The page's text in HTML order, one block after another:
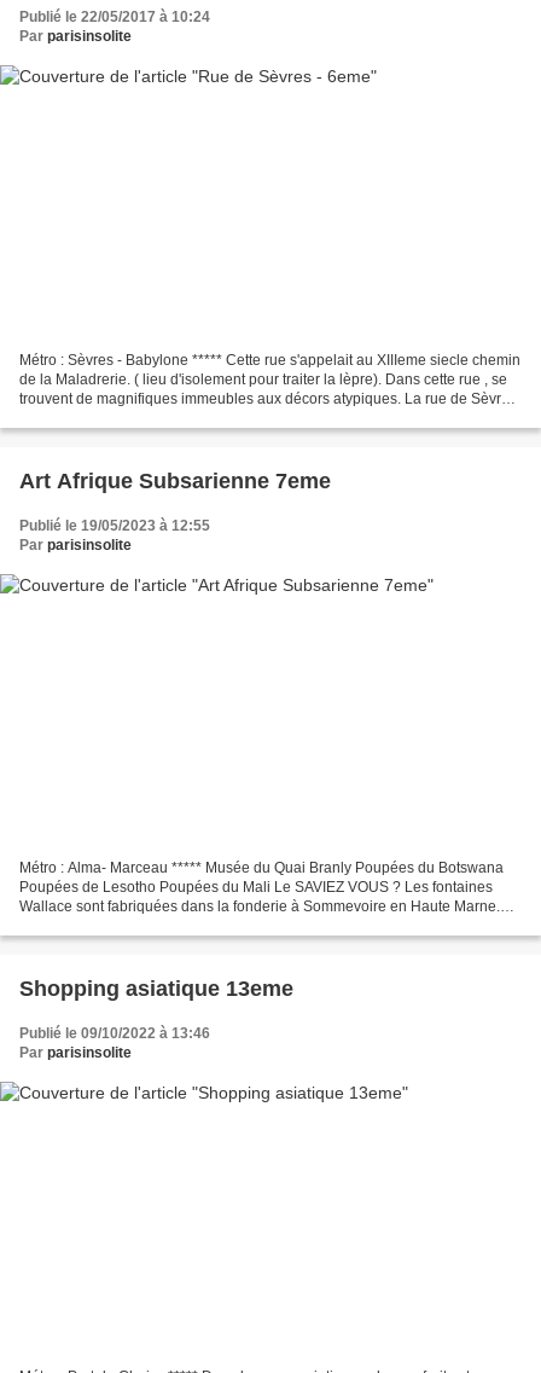
Publié le 22/05/2017 à 10:24
Par parisinsolite
Métro : Sèvres - Babylone ***** Cette rue s'appelait au XIIIeme siecle chemin
de la Maladrerie. ( lieu d'isolement pour traiter la lèpre). Dans cette rue , se
trouvent de magnifiques immeubles aux décors atypiques. La rue de Sèvres
Art Afrique Subsarienne 7eme
Publié le 19/05/2023 à 12:55
Par parisinsolite
Métro : Alma- Marceau ***** Musée du Quai Branly Poupées du Botswana
Poupées de Lesotho Poupées du Mali Le SAVIEZ VOUS ? Les fontaines
Wallace sont fabriquées dans la fonderie à Sommevoire en Haute Marne.
Shopping asiatique 13eme
Publié le 09/10/2022 à 13:46
Par parisinsolite